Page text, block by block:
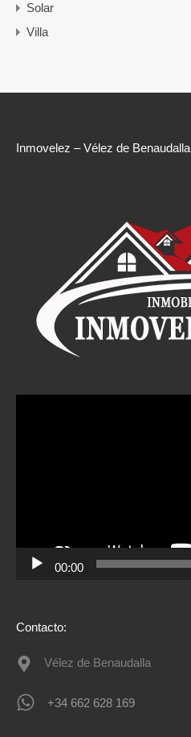
Solar
Villa
Inmovelez – Vélez de Benaudalla
00:00
Contacto:
Vélez de Benaudalla
+34 662 628 169